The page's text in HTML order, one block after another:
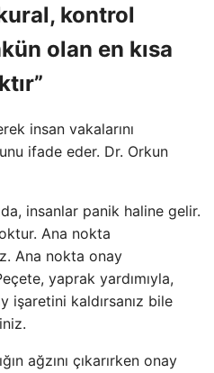
kontrol
olan en kısa
insan vakalarını
ifade eder. Dr. Orkun
insanlar panik haline gelir.
Ana nokta
Ana nokta onay
yaprak yardımıyla,
işaretini kaldırsanız bile
ağzını çıkarırken onay